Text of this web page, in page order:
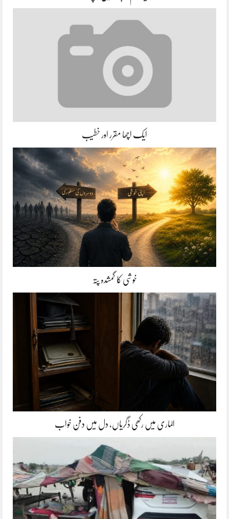
ایک اچھا مقرر اور خطیب
خوشی کا گمشدہ پتہ
الماری میں رکھی ڈگریاں، دل میں دفن خواب